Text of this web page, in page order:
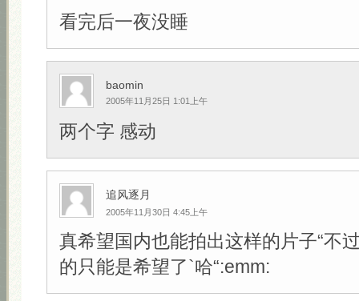
看完后一夜没睡
baomin
2005年11月25日 1:01上午
两个字 感动
追风逐月
2005年11月30日 4:45上午
真希望国内也能拍出这样的片子“不
的只能是希望了`哈“:emm: